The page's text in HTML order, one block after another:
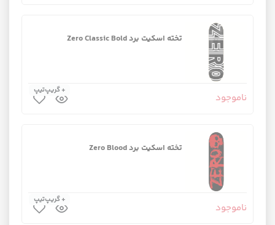
تخته اسکیت برد Zero Classic Bold
ناموجود
+ گریپ‌تیپ
تخته اسکیت برد Zero Blood
ناموجود
+ گریپ‌تیپ